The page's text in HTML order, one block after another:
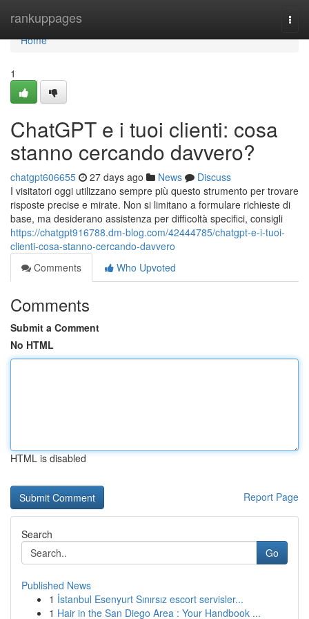
rankuppages
Home
Home
1
ChatGPT e i tuoi clienti: cosa
stanno cercando davvero?
chatgpt606655 27 days ago News
Discuss
I visitatori oggi utilizzano sempre più questo strumento per trovare
risposte precise e mirate. Non si limitano a formulare richieste di
base, ma desiderano assistenza per difficoltà specifici, consigli
https://chatgpt916788.dm-blog.com/42444785/chatgpt-e-i-tuoi-
clienti-cosa-stanno-cercando-davvero
Comments
Who Upvoted
Comments
Submit a Comment
No HTML
HTML is disabled
Report Page
Search
Go
Published News
1 İstanbul Esenyurt Sınırsız escort servisler...
1 Hair in the San Diego Area : Your Handbook ...